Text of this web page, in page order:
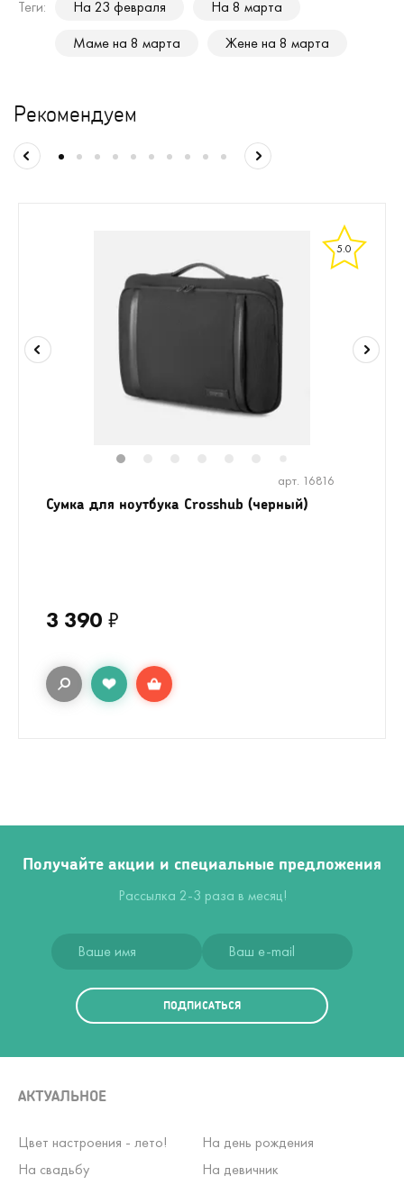
Теги: На 23 февраля
На 8 марта
Маме на 8 марта
Жене на 8 марта
Рекомендуем
5.0
арт. 16816
Сумка для ноутбука Crosshub (черный)
3 390 ₽
Получайте акции и специальные предложения
Рассылка 2-3 раза в месяц!
ПОДПИСАТЬСЯ
АКТУАЛЬНОЕ
Цвет настроения - лето!
На день рождения
На свадьбу
На девичник